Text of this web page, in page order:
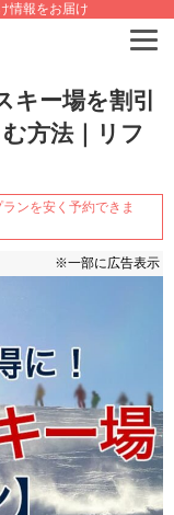
情報をお届け
キー場を割引
方法｜リフ
ンを安く予約できま
※一部に広告表示